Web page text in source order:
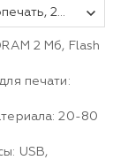
Принтер этикеток АТОЛ DD230, термопечать, 203 dpi, USB, Ethernet, ширина печати 80 мм, скорость печати 127 мм/с
2 Мб, Flash
печати:
20-80
USB,